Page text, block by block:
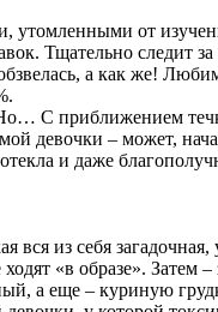
утомленными от
Тщательно следит
а как же!
Но… С приближением
девочки – может,
и даже
из себя
«в образе». Затем –
а еще – куриную